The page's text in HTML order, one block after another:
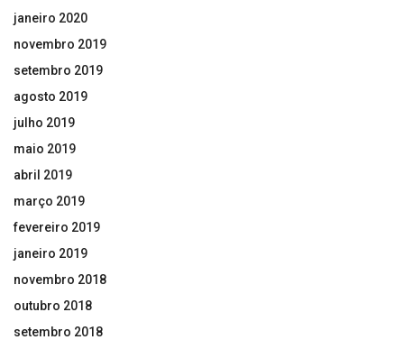
janeiro 2020
novembro 2019
setembro 2019
agosto 2019
julho 2019
maio 2019
abril 2019
março 2019
fevereiro 2019
janeiro 2019
novembro 2018
outubro 2018
setembro 2018